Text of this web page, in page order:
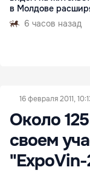
в Молдове
6 часов назад
16 февраля 2011,
Около
своем
"ExpoVin-